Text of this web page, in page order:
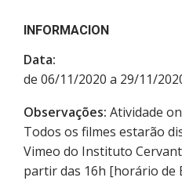
INFORMACION
Data:
de 06/11/2020 a 29/11/
Observações: Atividade
Todos os filmes estarão
Vimeo do Instituto
partir das 16h [horário de